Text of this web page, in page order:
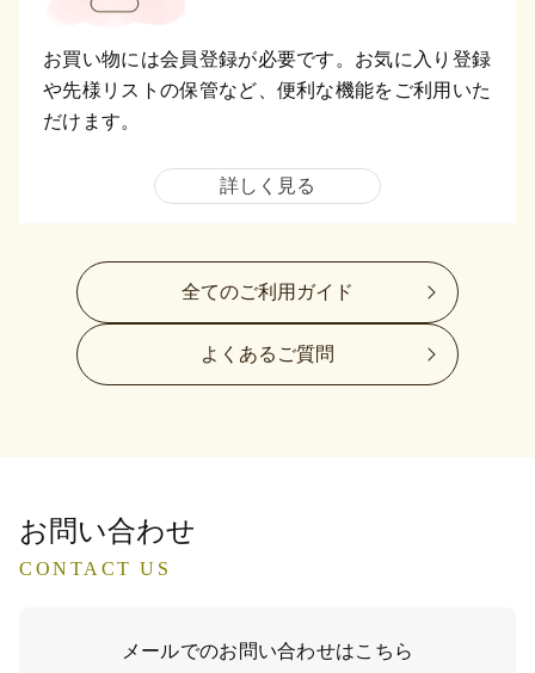
お買い物には会員登録が必要です。お気に入り登録
や先様リストの保管など、便利な機能をご利用いた
だけます。
詳しく見る
全てのご利用ガイド
よくあるご質問
お問い合わせ
CONTACT US
メールでのお問い合わせはこちら